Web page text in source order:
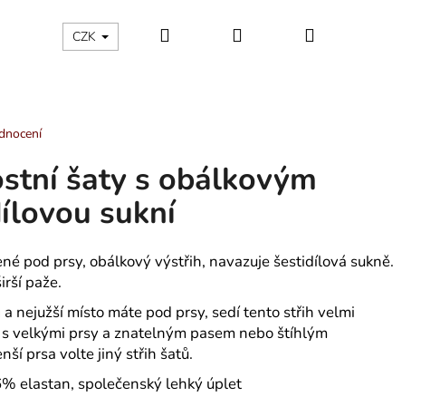
KATEGORIE Kontakty - máte nějaký dotaz?
CZK Hledat PřihlášeníNákupní
šaty s obálkovým
sukní
pod prsy, obálkový výstřih, navazuje šestidílová sukně.
paže.
nejužší místo máte pod prsy, sedí tento střih velmi
velkými prsy a znatelným pasem nebo štíhlým
prsa volte jiný střih šatů.
elastan, společenský lehký úplet
KRÁTKÉ PYŽAMO